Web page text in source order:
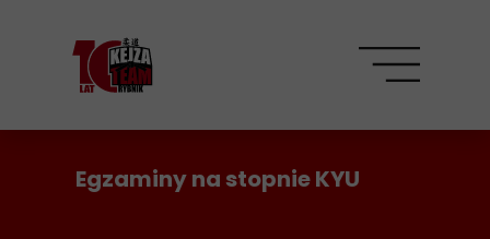
Egzaminy na stopnie KYU